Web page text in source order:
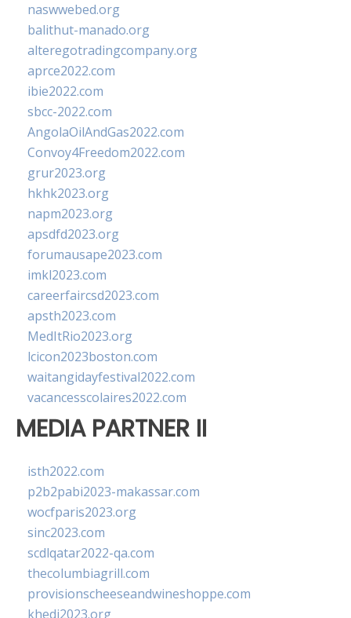
naswwebed.org
balithut-manado.org
alteregotradingcompany.org
aprce2022.com
ibie2022.com
sbcc-2022.com
AngolaOilAndGas2022.com
Convoy4Freedom2022.com
grur2023.org
hkhk2023.org
napm2023.org
apsdfd2023.org
forumausape2023.com
imkl2023.com
careerfaircsd2023.com
apsth2023.com
MedItRio2023.org
lcicon2023boston.com
waitangidayfestival2022.com
vacancesscolaires2022.com
MEDIA PARTNER II
isth2022.com
p2b2pabi2023-makassar.com
wocfparis2023.org
sinc2023.com
scdlqatar2022-qa.com
thecolumbiagrill.com
provisionscheeseandwineshoppe.com
khedi2023.org